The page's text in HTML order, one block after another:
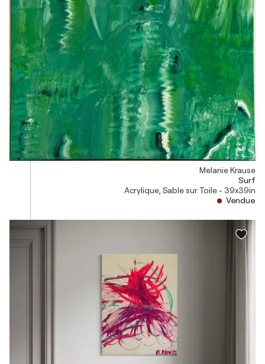
Melanie Krause
Surf
Acrylique, Sable sur Toile - 39x39in
Vendue